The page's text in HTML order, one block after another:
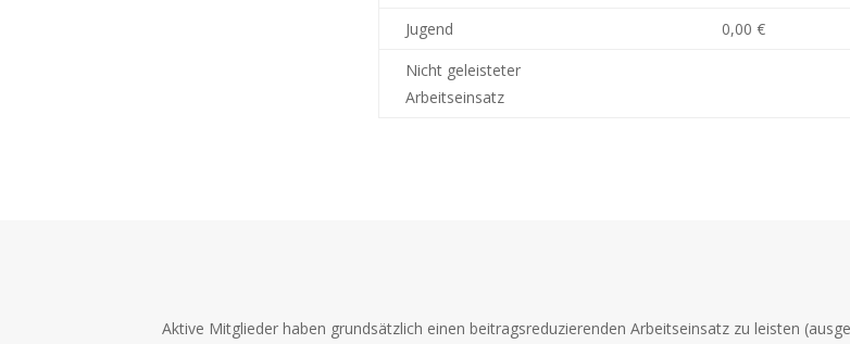
Jugend 0,00 €
Nicht geleisteter
Arbeitseinsatz
Aktive Mitglieder haben grundsätzlich einen beitragsreduzierenden Arbeitseinsatz zu leisten